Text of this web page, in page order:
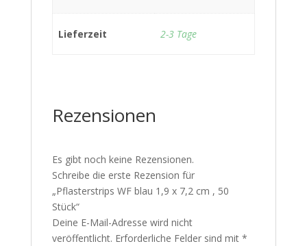
Lieferzeit 2-3 Tage
Rezensionen
Es gibt noch keine Rezensionen.
Schreibe die erste Rezension für
„Pflasterstrips WF blau 1,9 x 7,2 cm , 50
Stück“
Deine E-Mail-Adresse wird nicht
veröffentlicht. Erforderliche Felder sind mit *